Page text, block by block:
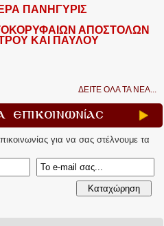
ΙΕΡΑ ΠΑΝΗΓΥΡΙΣ
ΑΠΟΣΤΟΛΩΝ
ΚΑΙ ΠΑΥΛΟΥ
ΔΕΙΤΕ ΟΛΑ ΤΑ ΝΕΑ...
Επικοινωνίας
για να σας στέλνουμε τα